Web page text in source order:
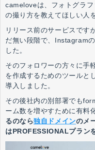
cameloveは、フォトグラ
の撮り方を教えてほしい人
リリース前のサービスです
だ無い段階で、Instagram
した。
そのフォロワーの方々に手
を作成するためのツールと
導入しました。
その後社内の別部署でも
ーム数を増やすために有料
るのなら独自ドメインのメ
はPROFESSIONALプラン